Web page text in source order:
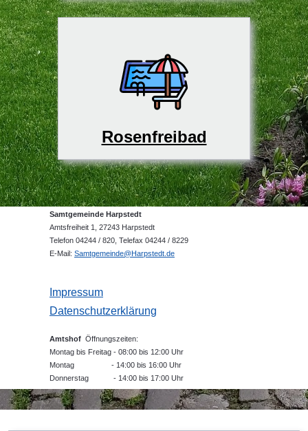
Rosenfreibad
Samtgemeinde Harpstedt
Amtsfreiheit 1, 27243 Harpstedt
Telefon 04244 / 820, Telefax 04244 / 8229
E-Mail: Samtgemeinde@Harpstedt.de
Impressum
Datenschutzerklärung
Amtshof Öffnungszeiten:
Montag bis Freitag - 08:00 bis 12:00 Uhr
Montag - 14:00 bis 16:00 Uhr
Donnerstag - 14:00 bis 17:00 Uhr